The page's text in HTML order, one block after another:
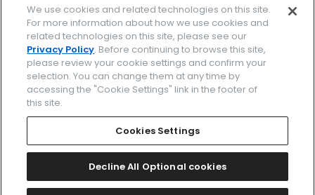
facebookinstagramtwitter
企業情報 ご利用規約
プライバシーポリシー Cookies Settings
Amazon PayはAmazon.com, Inc.またはその関連会社の商標です。
We use cookies and related technologies on this site.
For more information about how we use cookies and
related technologies on this site, please see our
Privacy Policy. Before continuing to browse this site,
please review your cookie settings and confirm your
selection. You can change them at any time by
accessing the "Cookie Settings" link in the footer of
this site.
Cookies Settings
Decline All Optional cookies